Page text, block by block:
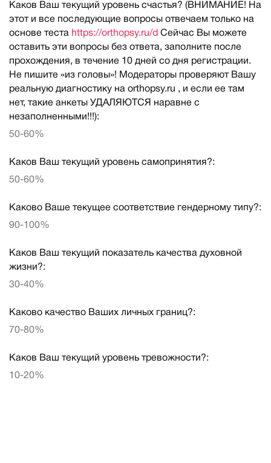
Каков Ваш текущий уровень счастья? (ВНИМАНИЕ! На
этот и все последующие вопросы отвечаем только на
основе теста https://orthopsy.ru/d Сейчас Вы можете
оставить эти вопросы без ответа, заполните после
прохождения, в течение 10 дней со дня регистрации.
Не пишите «из головы»! Модераторы проверяют Вашу
реальную диагностику на orthopsy.ru , и если ее там
нет, такие анкеты УДАЛЯЮТСЯ наравне с
незаполненными!!!):
50-60%
Каков Ваш текущий уровень самопринятия?:
50-60%
Каково Ваше текущее соответствие гендерному типу?:
90-100%
Каков Ваш текущий показатель качества духовной
жизни?:
30-40%
Каково качество Ваших личных границ?:
70-80%
Каков Ваш текущий уровень тревожности?:
10-20%